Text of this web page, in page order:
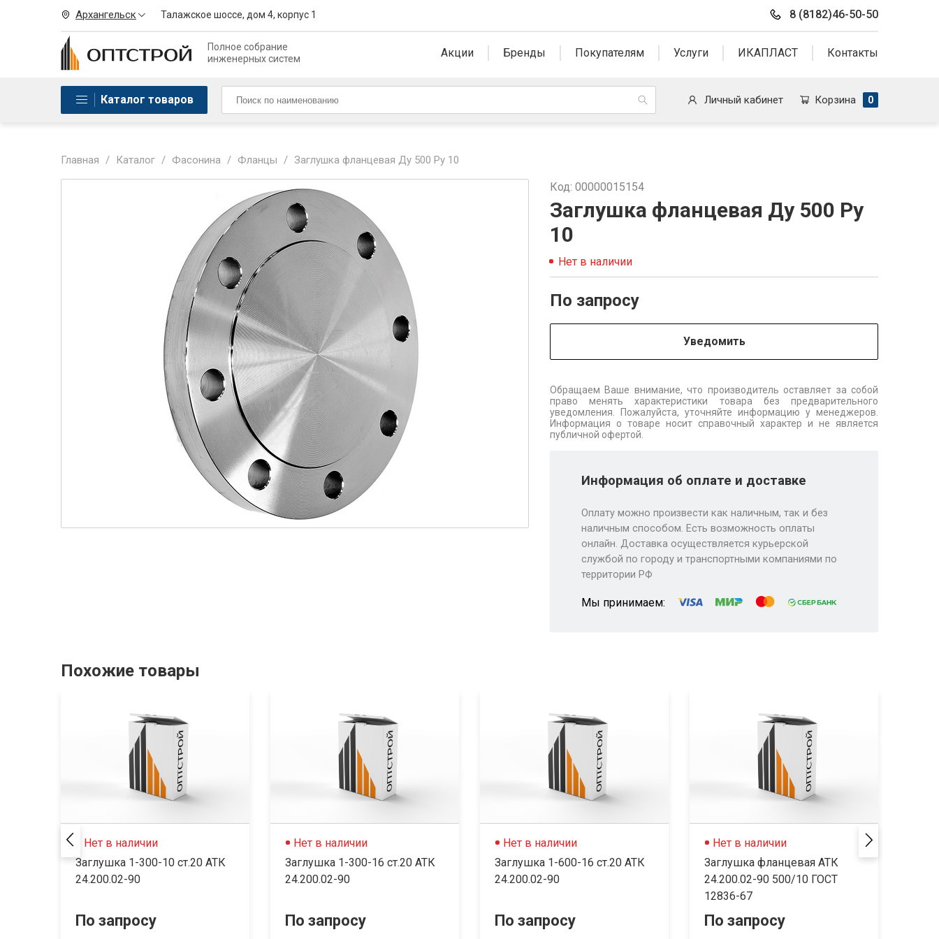
Архангельск Талажское шоссе, дом 4, корпус 1 8 (8182)46-50-50
Полное собрание
инженерных систем
Акции Бренды Покупателям Услуги ИКАПЛАСТ Контакты
Каталог товаров Личный кабинет Корзина 0
Главная / Каталог / Фасонина / Фланцы / Заглушка фланцевая Ду 500 Ру 10
Код: 00000015154
Заглушка фланцевая Ду 500 Ру
10
Нет в наличии
По запросу
Уведомить
Обращаем Ваше внимание, что производитель оставляет за собой
право менять характеристики товара без предварительного
уведомления. Пожалуйста, уточняйте информацию у менеджеров.
Информация о товаре носит справочный характер и не является
публичной офертой.
Информация об оплате и доставке
Оплату можно произвести как наличным, так и без
наличным способом. Есть возможность оплаты
онлайн. Доставка осуществляется курьерской
службой по городу и транспортными компаниями по
территории РФ
Мы принимаем:
Похожие товары
Нет в наличии
Заглушка 1-300-10 ст.20 АТК
24.200.02-90
По запросу
Нет в наличии
Заглушка 1-300-16 ст.20 АТК
24.200.02-90
По запросу
Нет в наличии
Заглушка 1-600-16 ст.20 АТК
24.200.02-90
По запросу
Нет в наличии
Заглушка фланцевая АТК
24.200.02-90 500/10 ГОСТ
12836-67
По запросу